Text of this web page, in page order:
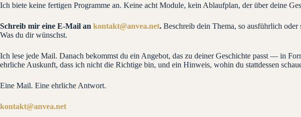
Ich biete keine fertigen Programme an. Keine acht Module, kein Ablaufplan, der über deine
Schreib mir eine E-Mail an kontakt@anvea.net. Beschreib dein Thema, so ausführlich
Was du dir wünschst.
Ich lese jede Mail. Danach bekommst du ein Angebot, das zu deiner Geschichte passt — in
ehrliche Auskunft, dass ich nicht die Richtige bin, und ein Hinweis, wohin du stattdessen
Eine Mail. Eine ehrliche Antwort.
kontakt@anvea.net